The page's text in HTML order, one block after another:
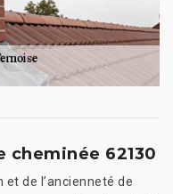
cheminée 62130
et de l’ancienneté de